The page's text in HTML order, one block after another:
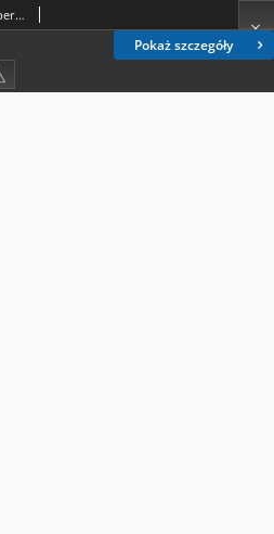
Pokaż szczegóły
Quipu Virtual : boletín de cultura peruana / Ministerio de Relaciones Exteriores. No 38 (19/02/2021)